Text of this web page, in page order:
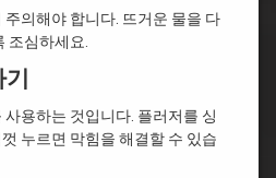
의해야 합니다. 뜨거운 물을 다
조심하세요.
용하는 것입니다. 플러저를 싱
누르면 막힘을 해결할 수 있습